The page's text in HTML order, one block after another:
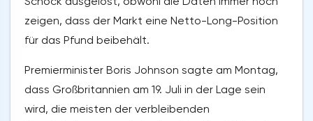
zeigen, dass der Markt eine Netto-Long-Position
für das Pfund beibehält.
Premierminister Boris Johnson sagte am Montag,
dass Großbritannien am 19. Juli in der Lage sein
wird, die meisten der verbleibenden